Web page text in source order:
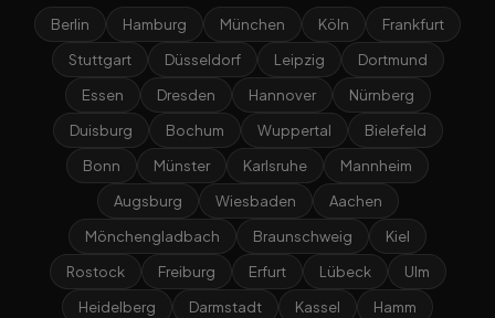
Berlin Hamburg München Köln
Frankfurt
Stuttgart
Düsseldorf Leipzig
Dortmund
Essen
Dresden Hannover
Nürnberg
Duisburg
Bochum Wuppertal
Bielefeld
Bonn
Münster Karlsruhe
Mannheim
Augsburg
Wiesbaden
Aachen
Mönchengladbach
Braunschweig
Kiel
Rostock
Freiburg Erfurt Lübeck
Ulm
Heidelberg
Darmstadt Kassel Hamm